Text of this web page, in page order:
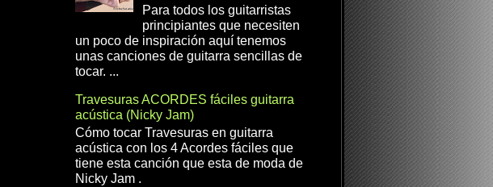
Para todos los guitarristas
principiantes que necesiten
un poco de inspiración aquí tenemos
unas canciones de guitarra sencillas de
tocar. ...
Travesuras ACORDES fáciles guitarra
acústica (Nicky Jam)
Cómo tocar Travesuras en guitarra
acústica con los 4 Acordes fáciles que
tiene esta canción que esta de moda de
Nicky Jam .